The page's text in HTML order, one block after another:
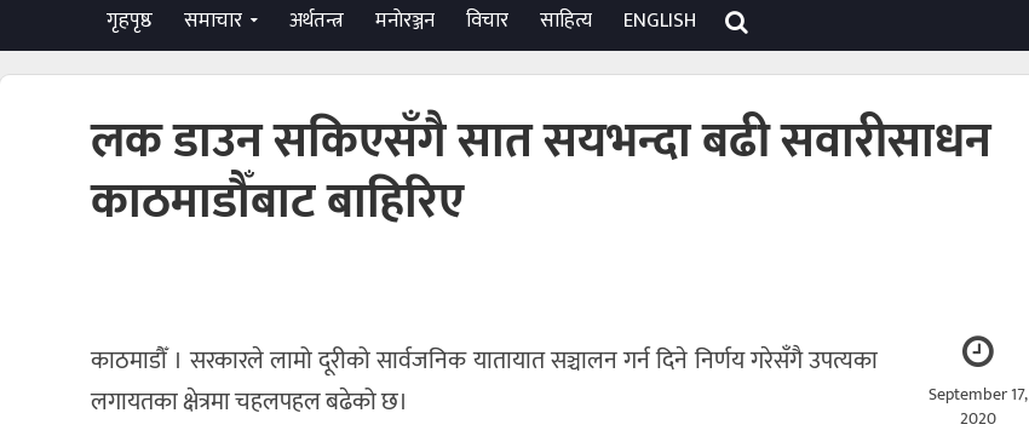
गृहपृष्ठ समाचार अर्थतन्त्र मनाेरञ्जन विचार साहित्य ENGLISH
लक डाउन सकिएसँगै सात सयभन्दा बढी सवारीसाधन
काठमाडौँबाट बाहिरिए
September 17,
2020
काठमाडौँ । सरकारले लामो दूरीको सार्वजनिक यातायात सञ्चालन गर्न दिने निर्णय गरेसँगै उपत्यका
लगायतका क्षेत्रमा चहलपहल बढेको छ।